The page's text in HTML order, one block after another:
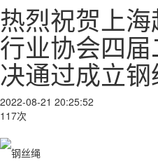
热烈祝贺上
行业协会四
决通过成立
2022-08-21 20:25:52
117次